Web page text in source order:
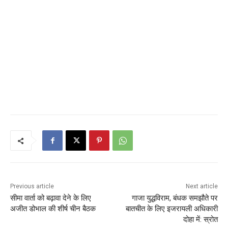
Previous article
सीमा वार्ता को बढ़ावा देने के लिए
अजीत डोभाल की शीर्ष चीन बैठक
Next article
गाजा युद्धविराम, बंधक समझौते पर
बातचीत के लिए इजरायली अधिकारी
दोहा में: स्रोत